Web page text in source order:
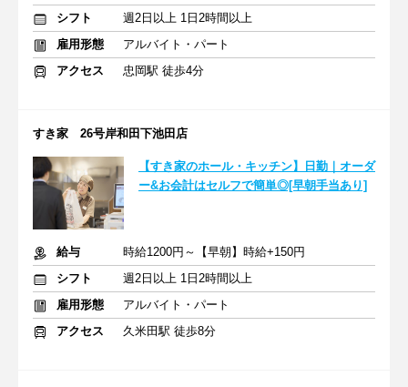
シフト
週2日以上 1日2時間以上
雇用形態
アルバイト・パート
アクセス
忠岡駅 徒歩4分
すき家 26号岸和田下池田店
【すき家のホール・キッチン】日勤｜オーダ
ー&お会計はセルフで簡単◎[早朝手当あり]
給与
時給1200円～【早朝】時給+150円
シフト
週2日以上 1日2時間以上
雇用形態
アルバイト・パート
アクセス
久米田駅 徒歩8分